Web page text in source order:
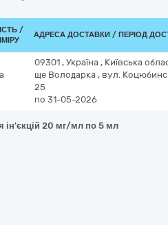
/
АДРЕСА ДОСТАВКИ / ПЕРІОД
09301 , Україна , Київська
ще Володарка , вул.
25
по 31-05-2026
ін'єкцій 20 мг/мл по 5 мл